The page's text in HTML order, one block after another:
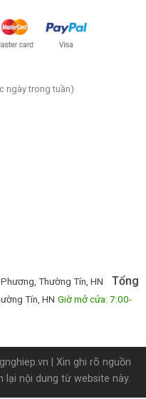
ngày trong tuần)
Thường Tín, HN
Tổng
Tín, HN Giờ mở cửa: 7:00-
| Xin ghi rõ nguồn
lại nội dung từ website này.